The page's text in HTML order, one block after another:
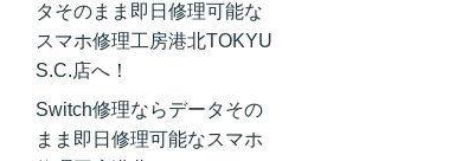
タそのまま即日修理可能な
スマホ修理工房港北TOKYU
S.C.店へ！
Switch修理ならデータその
まま即日修理可能なスマホ